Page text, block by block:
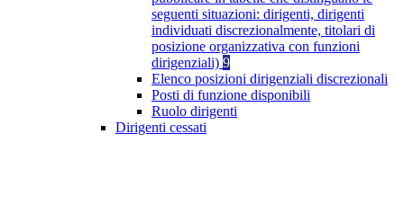
seguenti situazioni: dirigenti, dirigenti
individuati discrezionalmente, titolari di
posizione organizzativa con funzioni
dirigenziali) 9
Elenco posizioni dirigenziali discrezionali
Posti di funzione disponibili
Ruolo dirigenti
Dirigenti cessati